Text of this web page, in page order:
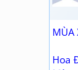
MÙA
Hoa